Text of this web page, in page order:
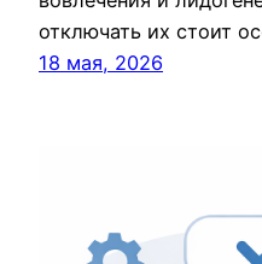
отключать их стоит
18 мая, 2026